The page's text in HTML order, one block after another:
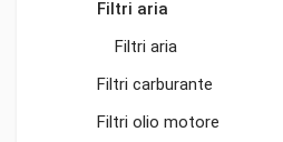
Filtri aria
Filtri aria
Filtri carburante
Filtri olio motore